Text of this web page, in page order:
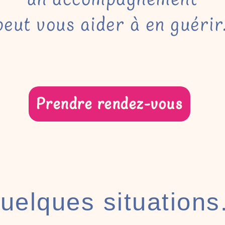
vous aider à en
Prendre rendez-vous